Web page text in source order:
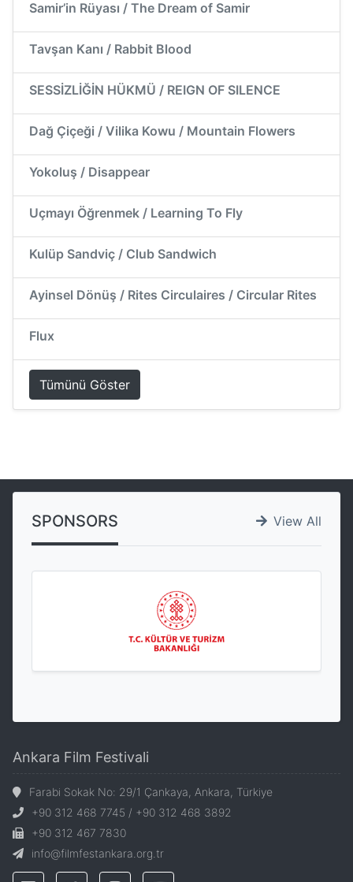
Samir’in Rüyası / The Dream of Samir
Tavşan Kanı / Rabbit Blood
SESSİZLİĞİN HÜKMÜ / REIGN OF SILENCE
Dağ Çiçeği / Vilika Kowu / Mountain Flowers
Yokoluş / Disappear
Uçmayı Öğrenmek / Learning To Fly
Kulüp Sandviç / Club Sandwich
Ayinsel Dönüş / Rites Circulaires / Circular Rites
Flux
Tümünü Göster
View All
SPONSORS
Ankara Film Festivali
Farabi Sokak No: 29/1 Çankaya, Ankara, Türkiye
+90 312 468 7745 / +90 312 468 3892
+90 312 467 7830
info@filmfestankara.org.tr